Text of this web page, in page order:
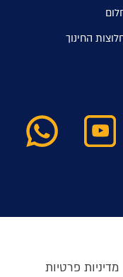
החינוך
מדיניות פרטיות